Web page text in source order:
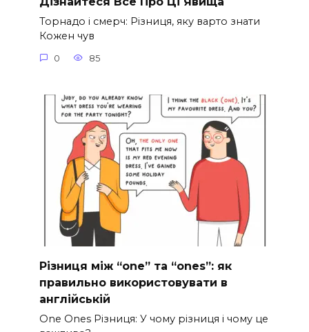
Торнадо і смерч: Різниця, яку варто знати
Кожен чув
0 85
Різниця між “one” та “ones”: як
правильно використовувати в
англійській
One Ones Різниця: У чому різниця і чому це